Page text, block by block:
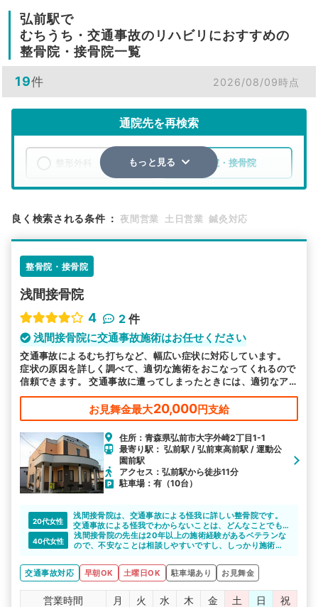
弘前駅で
むちうち・交通事故のリハビリにおすすめの
整骨院・接骨院一覧
19件 2026/08/09時点
通院先を再検索
整骨院・接骨院
検索する
駅から探す 院名から探す
もっと見る
良く検索される条件 ： 夜間営業 土日営業 鍼灸対応
整骨院・接骨院
浅間接骨院
4
2 件
浅間接骨院に交通事故施術はお任せください
交通事故によるむち打ちなど、幅広い症状に対応しています。
症状の原因を詳しく調べて、適切な施術をおこなってくれるので
信頼できます。 交通事故に遭ってしまったときには、適切なア
ドバイスもしてくれるので頼りになります。
お見舞金最大20,000円支給
住所：青森県弘前市大字外崎2丁目1-1
最寄り駅： 弘前駅 / 弘前東高前駅 / 運動公
園前駅
アクセス：弘前駅から徒歩11分
駐車場：有（10台）
20代女性
浅間接骨院は、交通事故による怪我に詳しい整骨院です。
交通事故による怪我でわからないことは、どんなことでも
相談に乗ってくれます。頼りになりますね。
40代女性
浅間接骨院の先生は20年以上の施術経験があるベテランな
ので、不安なことは相談しやすいですし、しっかり施術し
交通事故対応
早朝OK 土曜日OK 駐車場あり お見舞金
営業時間 月 火 水 木 金 土 日
祝